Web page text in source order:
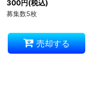
300円 (税込)
募集数5枚
売却する